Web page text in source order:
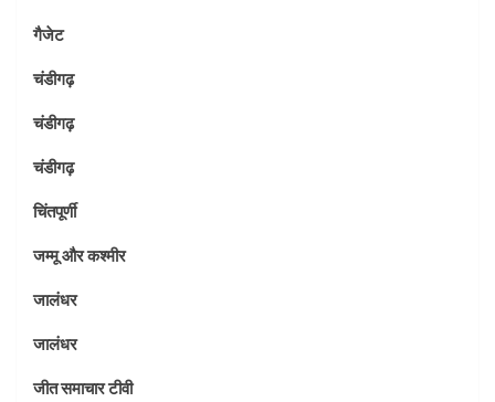
गैजेट
चंडीगढ़
चंडीगढ़
चंडीगढ़
चिंतपूर्णी
जम्मू और कश्मीर
जालंधर
जालंधर
जीत समाचार टीवी